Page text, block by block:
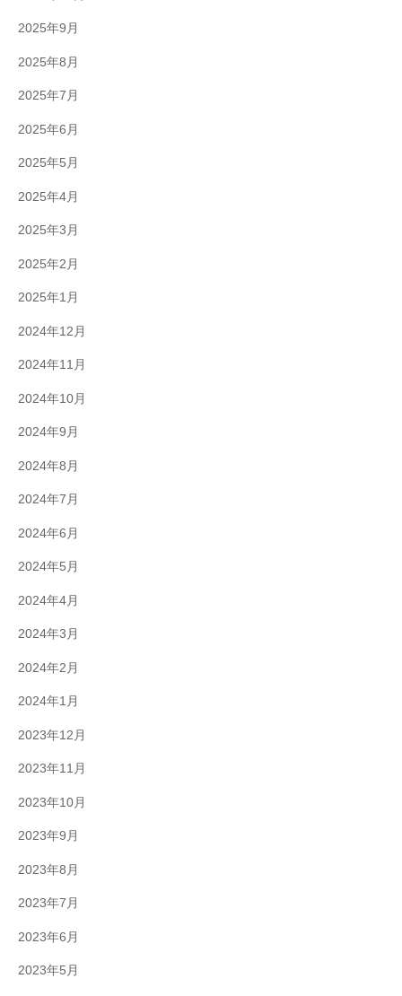
2025年9月
2025年8月
2025年7月
2025年6月
2025年5月
2025年4月
2025年3月
2025年2月
2025年1月
2024年12月
2024年11月
2024年10月
2024年9月
2024年8月
2024年7月
2024年6月
2024年5月
2024年4月
2024年3月
2024年2月
2024年1月
2023年12月
2023年11月
2023年10月
2023年9月
2023年8月
2023年7月
2023年6月
2023年5月